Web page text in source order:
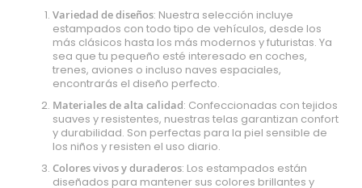
Variedad de diseños: Nuestra selección incluye
estampados con todo tipo de vehículos, desde los
más clásicos hasta los más modernos y futuristas. Ya
sea que tu pequeño esté interesado en coches,
trenes, aviones o incluso naves espaciales,
encontrarás el diseño perfecto.
Materiales de alta calidad: Confeccionadas con tejidos
suaves y resistentes, nuestras telas garantizan confort
y durabilidad. Son perfectas para la piel sensible de
los niños y resisten el uso diario.
Colores vivos y duraderos: Los estampados están
diseñados para mantener sus colores brillantes y